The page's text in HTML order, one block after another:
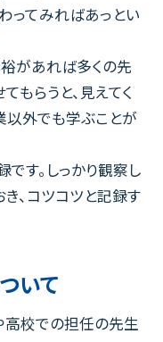
ってみればあっとい
があれば多くの先
もらうと、見えてく
以外でも学ぶことが
す。しっかり観察し
、コツコツと記録す
いて
校での担任の先生